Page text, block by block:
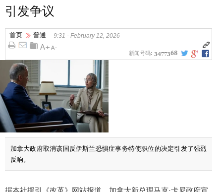
引发争议
首页 普通 9:31 - February 12, 2026
新闻号码: 3477368
加拿大政府取消该国反伊斯兰恐惧症事务特使职位的决定引发了强烈
反响。